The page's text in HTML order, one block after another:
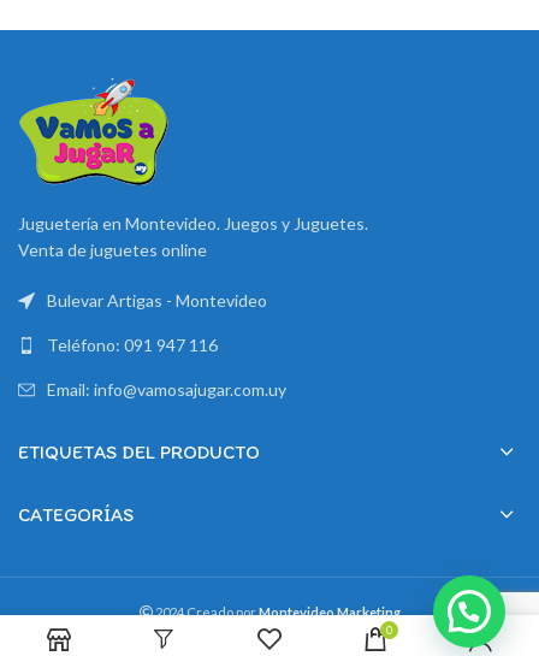
Juguetería en Montevideo. Juegos y Juguetes.
Venta de juguetes online
Bulevar Artigas - Montevideo
Teléfono: 091 947 116
Email: info@vamosajugar.com.uy
ETIQUETAS DEL PRODUCTO
CATEGORÍAS
2024 Creado porMontevideo Marketing
0